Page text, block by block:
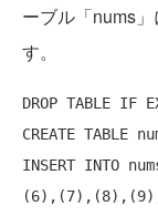
ーブル「nums
す。
DROP TABLE
CREATE TABLE
INSERT INTO